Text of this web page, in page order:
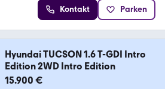
Kontakt Parken
Hyundai TUCSON 1.6 T-GDI Intro
Edition 2WD Intro Edition
15.900 €